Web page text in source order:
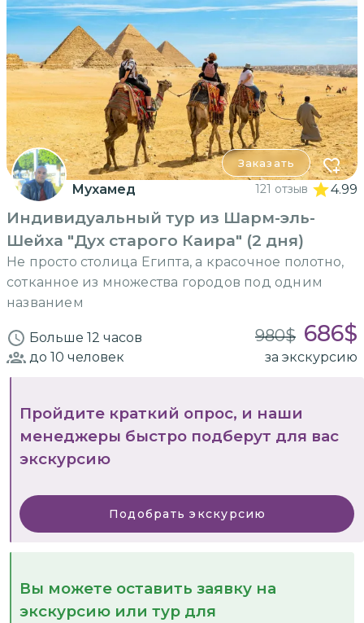
Заказать
Мухамед 121 отзыв 4.99
Индивидуальный тур из Шарм-эль-
Шейха "Дух старого Каира" (2 дня)
Не просто столица Египта, а красочное полотно,
сотканное из множества городов под одним
названием
Больше 12 часов 980$ 686$
до 10 человек за экскурсию
Пройдите краткий опрос, и наши
менеджеры быстро подберут для вас
экскурсию
Подобрать экскурсию
Вы можете оставить заявку на
экскурсию или тур для